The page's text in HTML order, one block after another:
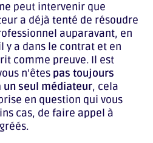
peut intervenir que
a déjà tenté de résoudre
auparavant, en
y a dans le contrat et en
comme preuve. Il est
n’êtes pas toujours
un seul médiateur, cela
en question qui vous
cas, de faire appel à